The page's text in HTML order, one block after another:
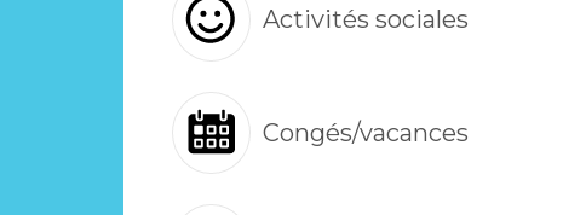
Activités sociales
Congés/vacances